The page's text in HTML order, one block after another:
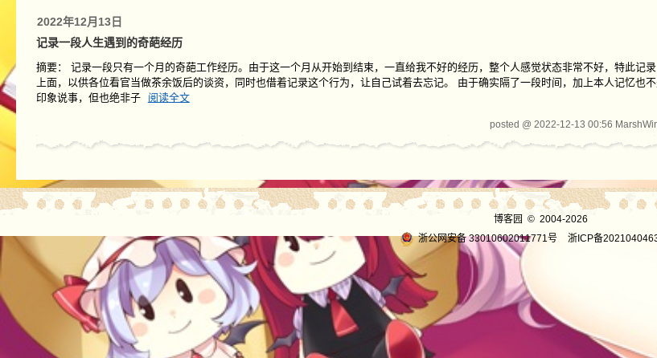
2022年12月13日
记录一段人生遇到的奇葩经历
摘要： 记录一段只有一个月的奇葩工作经历。由于这一个月从开始到结束，一直给我不好的经历，整个人感觉状态非常不好，特此记
上面，以供各位看官当做茶余饭后的谈资，同时也借着记录这个行为，让自己试着去忘记。 由于确实隔了一段时间，加上本人记忆也
印象说事，但也绝非子
阅读全文
posted @ 2022-12-13 00:56
博客园 © 2004-2026
浙公网安备 33010602011771号
浙ICP备